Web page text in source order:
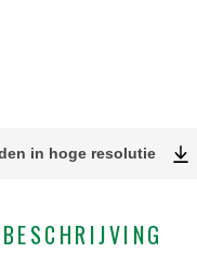
in hoge resolutie